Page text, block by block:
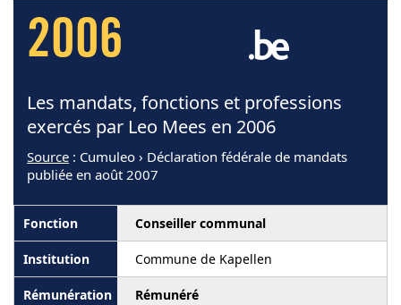
2006
Les mandats, fonctions et professions
exercés par Leo Mees en 2006
Source : Cumuleo › Déclaration fédérale de mandats
publiée en août 2007
Conseiller communal
Commune de Kapellen
Rémunéré